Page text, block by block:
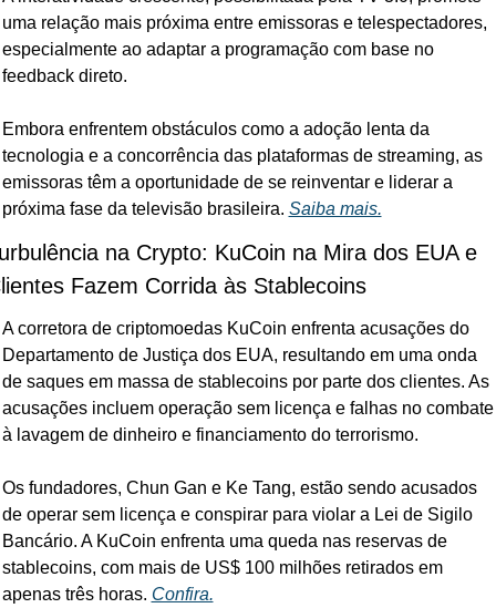
uma relação mais próxima entre emissoras e telespectadores,
especialmente ao adaptar a programação com base no
feedback direto.
Embora enfrentem obstáculos como a adoção lenta da
tecnologia e a concorrência das plataformas de streaming, as
emissoras têm a oportunidade de se reinventar e liderar a
próxima fase da televisão brasileira. Saiba mais.
na Crypto: KuCoin na Mira dos EUA e
Fazem Corrida às Stablecoins
A corretora de criptomoedas KuCoin enfrenta acusações do
Departamento de Justiça dos EUA, resultando em uma onda
de saques em massa de stablecoins por parte dos clientes. As
acusações incluem operação sem licença e falhas no combate
à lavagem de dinheiro e financiamento do terrorismo.
Os fundadores, Chun Gan e Ke Tang, estão sendo acusados
de operar sem licença e conspirar para violar a Lei de Sigilo
Bancário. A KuCoin enfrenta uma queda nas reservas de
stablecoins, com mais de US$ 100 milhões retirados em
apenas três horas. Confira.